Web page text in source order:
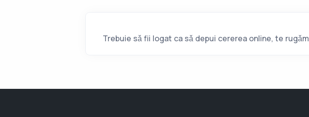
Trebuie sǎ fii logat ca sǎ depui cererea online, te rugǎm